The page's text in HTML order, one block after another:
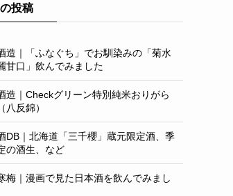
投稿
造｜「ふなぐち」でお馴染みの「菊水
甘口」飲んでみました
造｜Checkグリーン特別純米おりがら
八反錦）
DB｜北海道「三千櫻」蔵元限定酒、季
の酒生、など
梅｜漫画で見た日本酒を飲んでみまし